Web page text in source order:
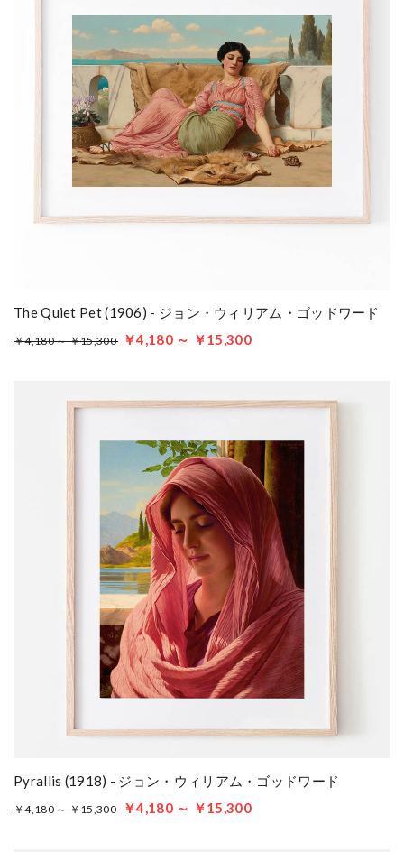
The Quiet Pet (1906) - ジョン・ウィリアム・ゴッドワード
￥4,180 ～ ￥15,300 ￥4,180 ～ ￥15,300
Pyrallis (1918) - ジョン・ウィリアム・ゴッドワード
￥4,180 ～ ￥15,300 ￥4,180 ～ ￥15,300